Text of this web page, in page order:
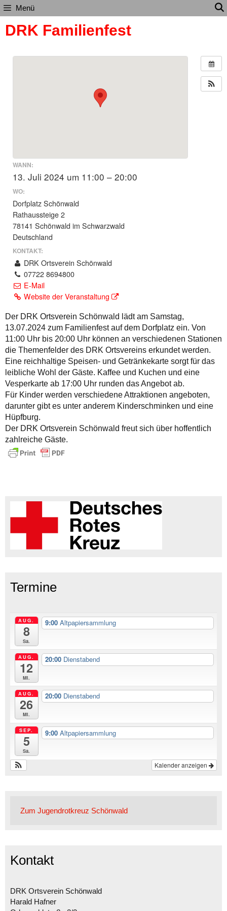
Zum
Inhalt
springen
Menü
DRK Familienfest
WANN:
13. Juli 2024 um 11:00 – 20:00
WO:
Dorfplatz Schönwald
Rathaussteige 2
78141 Schönwald im Schwarzwald
Deutschland
KONTAKT:
DRK Ortsverein Schönwald
07722 8694800
E-Mail
Website der Veranstaltung
Der DRK Ortsverein Schönwald lädt am Samstag,
13.07.2024 zum Familienfest auf dem Dorfplatz ein. Von
11:00 Uhr bis 20:00 Uhr können an verschiedenen Stationen
die Themenfelder des DRK Ortsvereins erkundet werden.
Eine reichhaltige Speisen- und Getränkekarte sorgt für das
leibliche Wohl der Gäste. Kaffee und Kuchen und eine
Vesperkarte ab 17:00 Uhr runden das Angebot ab.
Für Kinder werden verschiedene Attraktionen angeboten,
darunter gibt es unter anderem Kinderschminken und eine
Hüpfburg.
Der DRK Ortsverein Schönwald freut sich über hoffentlich
zahlreiche Gäste.
Termine
AUG.
8
Sa.
9:00 Altpapiersammlung
AUG.
12
Mi.
20:00 Dienstabend
AUG.
26
Mi.
20:00 Dienstabend
SEP.
5
Sa.
9:00 Altpapiersammlung
Kalender anzeigen
Zum Jugendrotkreuz Schönwald
Kontakt
DRK Ortsverein Schönwald
Harald Hafner